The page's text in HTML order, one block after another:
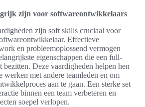
zijn voor softwareontwikkelaars
zijn soft skills cruciaal voor
Effectieve
en probleemoplossend vermogen
eigenschappen die een full-
bezitten. Deze vaardigheden helpen hen
werken met andere teamleden en om
aan te gaan. Een sterke set
binnen een team verbeteren en
soepel verlopen.